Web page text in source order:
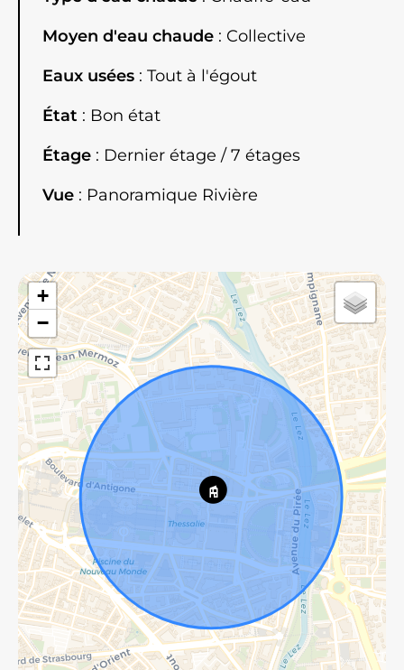
Moyen d'eau chaude
Collective
Eaux usées
Tout à l'égout
État
Bon état
Étage
Dernier étage / 7 étages
Vue
Panoramique Rivière
+
−